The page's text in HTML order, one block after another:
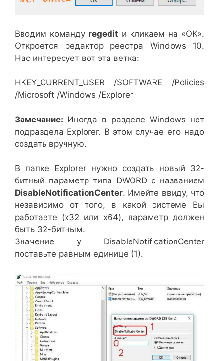
Вводим команду regedit и кликаем на «ОК».
Откроется редактор реестра Windows 10.
Нас интересует вот эта ветка:
HKEY_CURRENT_USER /SOFTWARE /Policies
/Microsoft /Windows /Explorer
Замечание: Иногда в разделе Windows нет
подраздела Explorer. В этом случае его надо
создать вручную.
В папке Explorer нужно создать новый 32-
битный параметр типа DWORD с названием
DisableNotificationCenter. Имейте ввиду, что
независимо от того, в какой системе Вы
работаете (x32 или x64), параметр должен
быть 32-битным.
Значение у DisableNotificationCenter
поставьте равным единице (1).